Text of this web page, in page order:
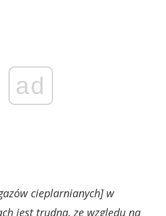
ad
cieplarnianych] w
jest trudna, ze względu na